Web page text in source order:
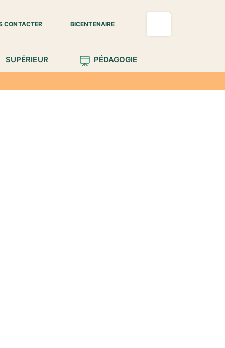
CONTACTER BICENTENAIRE
SUPÉRIEUR PÉDAGOGIE